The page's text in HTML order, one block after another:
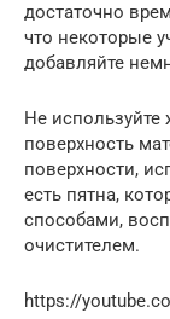
достаточно
что некоторые
добавляйте
Не
поверхность
поверхности,
есть пятна,
способами,
очистителем.
https://